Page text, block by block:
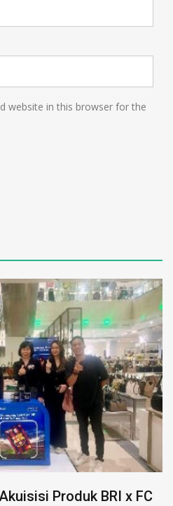
website in this browser for the
Produk BRI x FC